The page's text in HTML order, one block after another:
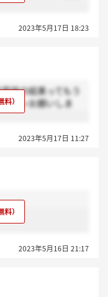
2023年5月17日 18:23
接の結果ってもう
タンお願いしま
2023年5月17日 11:27
2023年5月16日 21:17